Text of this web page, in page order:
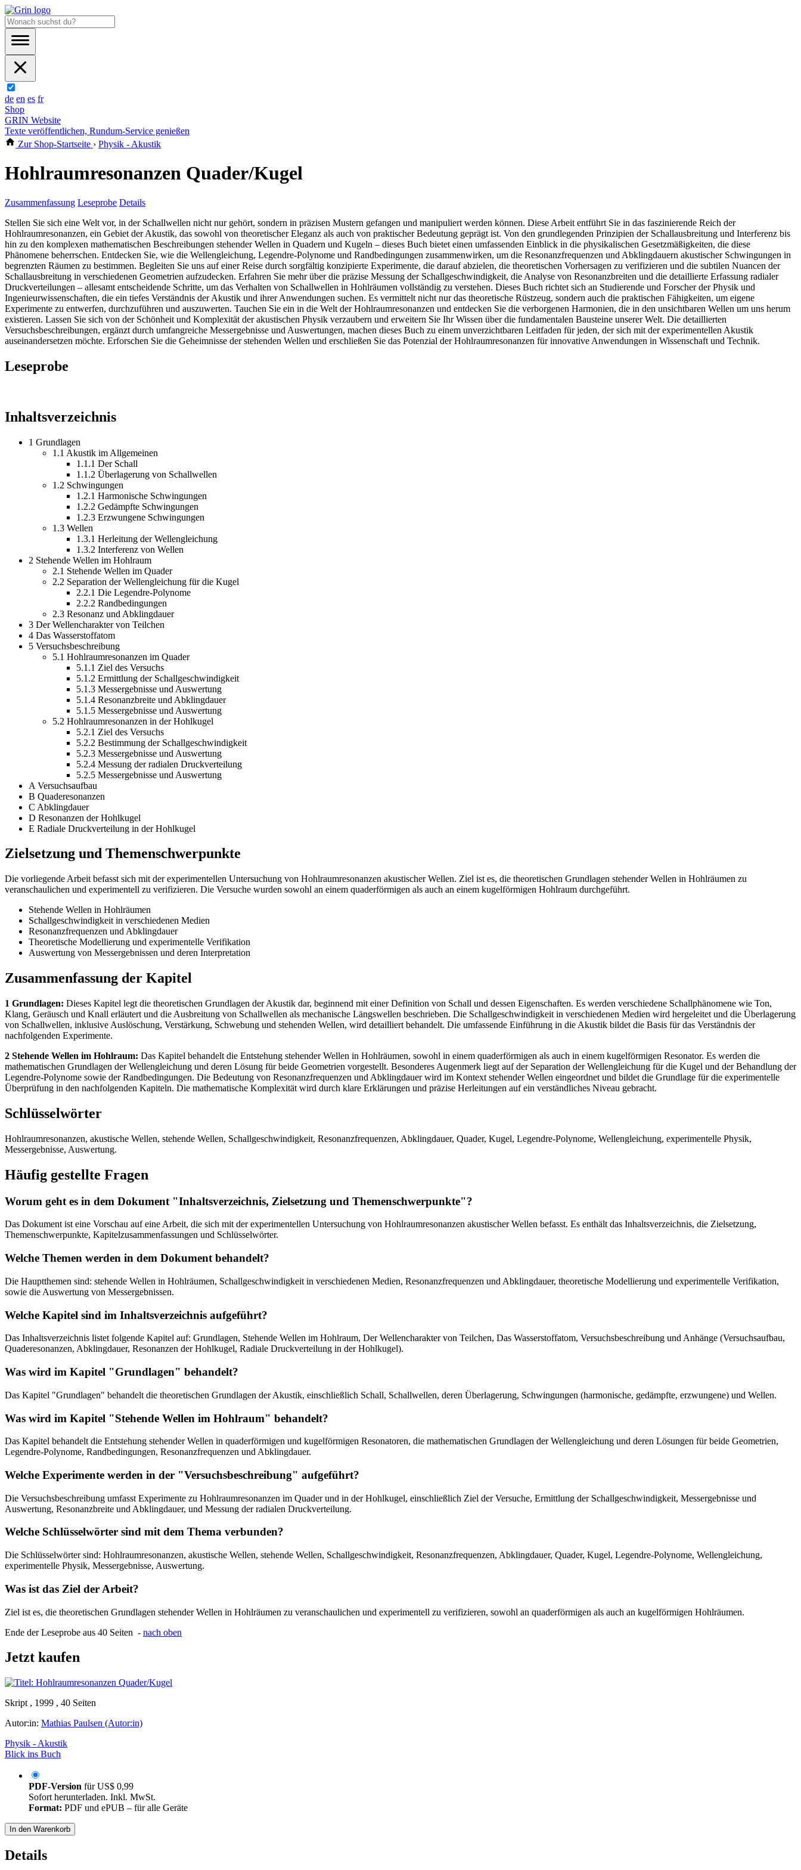
de en es fr
Shop
GRIN Website
Texte veröffentlichen, Rundum-Service genießen
Zur Shop-Startseite › Physik - Akustik
Hohlraumresonanzen Quader/Kugel
Zusammenfassung Leseprobe Details
Stellen Sie sich eine Welt vor, in der Schallwellen nicht nur gehört, sondern in präzisen Mustern gefangen und manipuliert werden können. Diese Arbeit entführt Sie in das faszinierende Reich der
Hohlraumresonanzen, ein Gebiet der Akustik, das sowohl von theoretischer Eleganz als auch von praktischer Bedeutung geprägt ist. Von den grundlegenden Prinzipien der Schallausbreitung und Interferenz bis
hin zu den komplexen mathematischen Beschreibungen stehender Wellen in Quadern und Kugeln – dieses Buch bietet einen umfassenden Einblick in die physikalischen Gesetzmäßigkeiten, die diese
Phänomene beherrschen. Entdecken Sie, wie die Wellengleichung, Legendre-Polynome und Randbedingungen zusammenwirken, um die Resonanzfrequenzen und Abklingdauern akustischer Schwingungen in
begrenzten Räumen zu bestimmen. Begleiten Sie uns auf einer Reise durch sorgfältig konzipierte Experimente, die darauf abzielen, die theoretischen Vorhersagen zu verifizieren und die subtilen Nuancen der
Schallausbreitung in verschiedenen Geometrien aufzudecken. Erfahren Sie mehr über die präzise Messung der Schallgeschwindigkeit, die Analyse von Resonanzbreiten und die detaillierte Erfassung radialer
Druckverteilungen – allesamt entscheidende Schritte, um das Verhalten von Schallwellen in Hohlräumen vollständig zu verstehen. Dieses Buch richtet sich an Studierende und Forscher der Physik und
Ingenieurwissenschaften, die ein tiefes Verständnis der Akustik und ihrer Anwendungen suchen. Es vermittelt nicht nur das theoretische Rüstzeug, sondern auch die praktischen Fähigkeiten, um eigene
Experimente zu entwerfen, durchzuführen und auszuwerten. Tauchen Sie ein in die Welt der Hohlraumresonanzen und entdecken Sie die verborgenen Harmonien, die in den unsichtbaren Wellen um uns herum
existieren. Lassen Sie sich von der Schönheit und Komplexität der akustischen Physik verzaubern und erweitern Sie Ihr Wissen über die fundamentalen Bausteine unserer Welt. Die detaillierten
Versuchsbeschreibungen, ergänzt durch umfangreiche Messergebnisse und Auswertungen, machen dieses Buch zu einem unverzichtbaren Leitfaden für jeden, der sich mit der experimentellen Akustik
auseinandersetzen möchte. Erforschen Sie die Geheimnisse der stehenden Wellen und erschließen Sie das Potenzial der Hohlraumresonanzen für innovative Anwendungen in Wissenschaft und Technik.
Leseprobe
Inhaltsverzeichnis
1 Grundlagen
1.1 Akustik im Allgemeinen
1.1.1 Der Schall
1.1.2 Überlagerung von Schallwellen
1.2 Schwingungen
1.2.1 Harmonische Schwingungen
1.2.2 Gedämpfte Schwingungen
1.2.3 Erzwungene Schwingungen
1.3 Wellen
1.3.1 Herleitung der Wellengleichung
1.3.2 Interferenz von Wellen
2 Stehende Wellen im Hohlraum
2.1 Stehende Wellen im Quader
2.2 Separation der Wellengleichung für die Kugel
2.2.1 Die Legendre-Polynome
2.2.2 Randbedingungen
2.3 Resonanz und Abklingdauer
3 Der Wellencharakter von Teilchen
4 Das Wasserstoffatom
5 Versuchsbeschreibung
5.1 Hohlraumresonanzen im Quader
5.1.1 Ziel des Versuchs
5.1.2 Ermittlung der Schallgeschwindigkeit
5.1.3 Messergebnisse und Auswertung
5.1.4 Resonanzbreite und Abklingdauer
5.1.5 Messergebnisse und Auswertung
5.2 Hohlraumresonanzen in der Hohlkugel
5.2.1 Ziel des Versuchs
5.2.2 Bestimmung der Schallgeschwindigkeit
5.2.3 Messergebnisse und Auswertung
5.2.4 Messung der radialen Druckverteilung
5.2.5 Messergebnisse und Auswertung
A Versuchsaufbau
B Quaderesonanzen
C Abklingdauer
D Resonanzen der Hohlkugel
E Radiale Druckverteilung in der Hohlkugel
Zielsetzung und Themenschwerpunkte
Die vorliegende Arbeit befasst sich mit der experimentellen Untersuchung von Hohlraumresonanzen akustischer Wellen. Ziel ist es, die theoretischen Grundlagen stehender Wellen in Hohlräumen zu
veranschaulichen und experimentell zu verifizieren. Die Versuche wurden sowohl an einem quaderförmigen als auch an einem kugelförmigen Hohlraum durchgeführt.
Stehende Wellen in Hohlräumen
Schallgeschwindigkeit in verschiedenen Medien
Resonanzfrequenzen und Abklingdauer
Theoretische Modellierung und experimentelle Verifikation
Auswertung von Messergebnissen und deren Interpretation
Zusammenfassung der Kapitel
1 Grundlagen: Dieses Kapitel legt die theoretischen Grundlagen der Akustik dar, beginnend mit einer Definition von Schall und dessen Eigenschaften. Es werden verschiedene Schallphänomene wie Ton,
Klang, Geräusch und Knall erläutert und die Ausbreitung von Schallwellen als mechanische Längswellen beschrieben. Die Schallgeschwindigkeit in verschiedenen Medien wird hergeleitet und die Überlagerung
von Schallwellen, inklusive Auslöschung, Verstärkung, Schwebung und stehenden Wellen, wird detailliert behandelt. Die umfassende Einführung in die Akustik bildet die Basis für das Verständnis der
nachfolgenden Experimente.
2 Stehende Wellen im Hohlraum: Das Kapitel behandelt die Entstehung stehender Wellen in Hohlräumen, sowohl in einem quaderförmigen als auch in einem kugelförmigen Resonator. Es werden die
mathematischen Grundlagen der Wellengleichung und deren Lösung für beide Geometrien vorgestellt. Besonderes Augenmerk liegt auf der Separation der Wellengleichung für die Kugel und der Behandlung der
Legendre-Polynome sowie der Randbedingungen. Die Bedeutung von Resonanzfrequenzen und Abklingdauer wird im Kontext stehender Wellen eingeordnet und bildet die Grundlage für die experimentelle
Überprüfung in den nachfolgenden Kapiteln. Die mathematische Komplexität wird durch klare Erklärungen und präzise Herleitungen auf ein verständliches Niveau gebracht.
Schlüsselwörter
Hohlraumresonanzen, akustische Wellen, stehende Wellen, Schallgeschwindigkeit, Resonanzfrequenzen, Abklingdauer, Quader, Kugel, Legendre-Polynome, Wellengleichung, experimentelle Physik,
Messergebnisse, Auswertung.
Häufig gestellte Fragen
Worum geht es in dem Dokument "Inhaltsverzeichnis, Zielsetzung und Themenschwerpunkte"?
Das Dokument ist eine Vorschau auf eine Arbeit, die sich mit der experimentellen Untersuchung von Hohlraumresonanzen akustischer Wellen befasst. Es enthält das Inhaltsverzeichnis, die Zielsetzung,
Themenschwerpunkte, Kapitelzusammenfassungen und Schlüsselwörter.
Welche Themen werden in dem Dokument behandelt?
Die Hauptthemen sind: stehende Wellen in Hohlräumen, Schallgeschwindigkeit in verschiedenen Medien, Resonanzfrequenzen und Abklingdauer, theoretische Modellierung und experimentelle Verifikation,
sowie die Auswertung von Messergebnissen.
Welche Kapitel sind im Inhaltsverzeichnis aufgeführt?
Das Inhaltsverzeichnis listet folgende Kapitel auf: Grundlagen, Stehende Wellen im Hohlraum, Der Wellencharakter von Teilchen, Das Wasserstoffatom, Versuchsbeschreibung und Anhänge (Versuchsaufbau,
Quaderesonanzen, Abklingdauer, Resonanzen der Hohlkugel, Radiale Druckverteilung in der Hohlkugel).
Was wird im Kapitel "Grundlagen" behandelt?
Das Kapitel "Grundlagen" behandelt die theoretischen Grundlagen der Akustik, einschließlich Schall, Schallwellen, deren Überlagerung, Schwingungen (harmonische, gedämpfte, erzwungene) und Wellen.
Was wird im Kapitel "Stehende Wellen im Hohlraum" behandelt?
Das Kapitel behandelt die Entstehung stehender Wellen in quaderförmigen und kugelförmigen Resonatoren, die mathematischen Grundlagen der Wellengleichung und deren Lösungen für beide Geometrien,
Legendre-Polynome, Randbedingungen, Resonanzfrequenzen und Abklingdauer.
Welche Experimente werden in der "Versuchsbeschreibung" aufgeführt?
Die Versuchsbeschreibung umfasst Experimente zu Hohlraumresonanzen im Quader und in der Hohlkugel, einschließlich Ziel der Versuche, Ermittlung der Schallgeschwindigkeit, Messergebnisse und
Auswertung, Resonanzbreite und Abklingdauer, und Messung der radialen Druckverteilung.
Welche Schlüsselwörter sind mit dem Thema verbunden?
Die Schlüsselwörter sind: Hohlraumresonanzen, akustische Wellen, stehende Wellen, Schallgeschwindigkeit, Resonanzfrequenzen, Abklingdauer, Quader, Kugel, Legendre-Polynome, Wellengleichung,
experimentelle Physik, Messergebnisse, Auswertung.
Was ist das Ziel der Arbeit?
Ziel ist es, die theoretischen Grundlagen stehender Wellen in Hohlräumen zu veranschaulichen und experimentell zu verifizieren, sowohl an quaderförmigen als auch an kugelförmigen Hohlräumen.
Ende der Leseprobe aus 40 Seiten - nach oben
Jetzt kaufen
Skript , 1999 , 40 Seiten
Autor:in: Mathias Paulsen (Autor:in)
Physik - Akustik
Blick ins Buch
PDF-Version fürUS$ 0,99
Sofort herunterladen. Inkl. MwSt.
Format: PDF und ePUB – für alle Geräte
In den Warenkorb
Details